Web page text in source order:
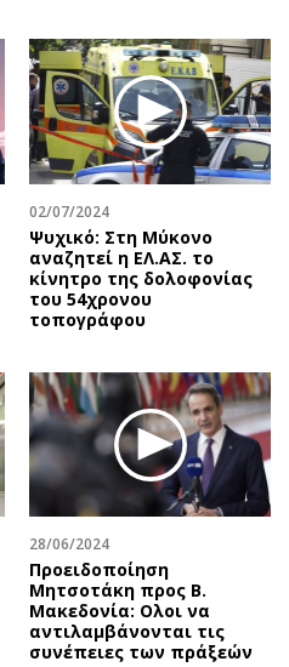
Πωλούνται
Ζητούν εργασία
Θέσεις εργασίας
Geek
Νέα
Κινητά-tablets
Social
Αυτοκίνηση
Αφιερώματα
Οικονομία
Γενικά
Αναδρομές
Πρόσωπα
Περιβάλλον
Good Life
Γυναίκα
Showbiz
02/07/2024
Ψυχικό: Στη Μύκονο
αναζητεί η ΕΛ.ΑΣ. το
κίνητρο της δολοφονίας
του 54χρονου
τοπογράφου
28/06/2024
Προειδοποίηση
Μητσοτάκη προς Β.
Μακεδονία: Ολοι να
αντιλαμβάνονται τις
συνέπειες των πράξεών